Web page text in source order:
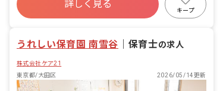
な成長を促します。子どもたちの興味関
心に合わせたプログラムを考え実施しま
は、現代と未来をつなぐ「子どもたちの
られています。一人ひとりの子どもたち
が、自分の個性と向き合い力強く輝ける
ように。そのサポートをすることが私た
寮・住宅・家賃補助あり
社会保険完備
残業少なめ
詳しく見る
キープ
うれしい保育園 南雪谷 保育士の求人
株式会社ケア21
東京都/大田区
2026/05/14更新